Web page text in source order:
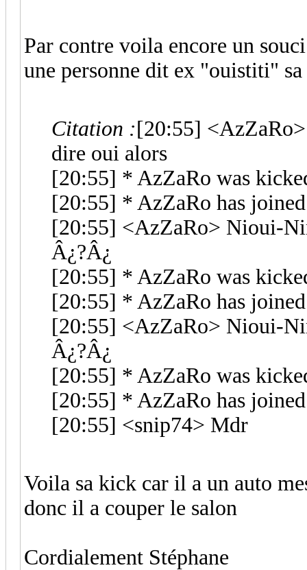
Par contre voila encore un
une personne dit ex "ouistiti"
Citation :[20:55]
dire oui alors
[20:55] * AzZaRo was
[20:55] * AzZaRo has
[20:55] <AzZaRo> Nioui-
Â¿?Â¿
[20:55] * AzZaRo was
[20:55] * AzZaRo has
[20:55] <AzZaRo> Nioui-
Â¿?Â¿
[20:55] * AzZaRo was
[20:55] * AzZaRo has
[20:55] <snip74> Mdr
Voila sa kick car il a un auto
donc il a couper le salon
Cordialement Stéphane